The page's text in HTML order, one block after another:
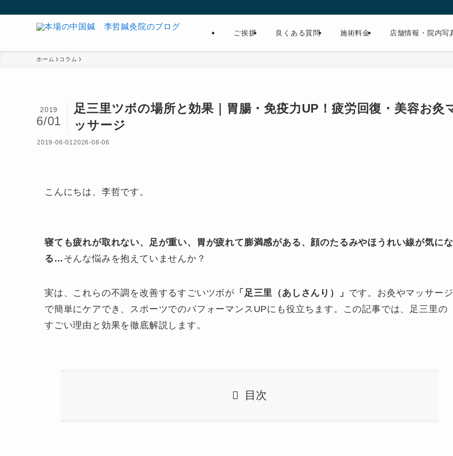
ご挨拶 良くある質問 施術料金 店舗情報・院内写
ホーム コラム
足三里ツボの場所と効果｜胃腸・免疫力UP！疲労回復・美容お灸
ッサージ
2019
6/01
2019-06-012026-08-06
こんにちは、李哲です。
寝ても疲れが取れない、足が重い、胃が疲れて膨満感がある、顔のたるみやほうれい線が気にな
る… そんな悩みを抱えていませんか？
実は、これらの不調を改善するすごいツボが 「足三里（あしさんり）」 です。お灸やマッサージ
で簡単にケアでき、スポーツでのパフォーマンスUPにも役立ちます。この記事では、足三里の
すごい理由と効果を徹底解説します。
目次